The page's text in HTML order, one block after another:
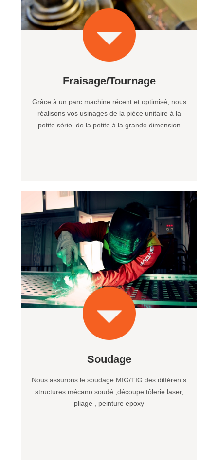
Fraisage/Tournage
Grâce à un parc machine récent et optimisé, nous
réalisons vos usinages de la pièce unitaire à la
petite série, de la petite à la grande dimension
Soudage
Nous assurons le soudage MIG/TIG des différents
structures mécano soudé ,découpe tôlerie laser,
pliage , peinture epoxy